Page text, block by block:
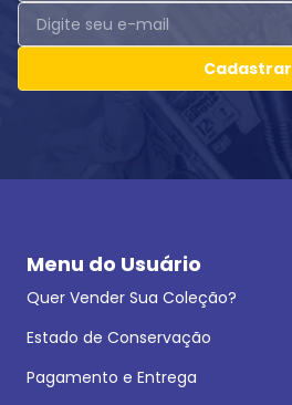
Cadastrar
Menu do Usuário
Quer Vender Sua Coleção?
Estado de Conservação
Pagamento e Entrega